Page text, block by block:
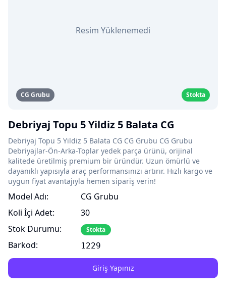
CG Grubu Stokta
Resim Yüklenemedi
Debriyaj Topu 5 Yildiz 5 Balata CG
Debriyaj Topu 5 Yildiz 5 Balata CG CG Grubu CG Grubu
Debriyajlar-Ön-Arka-Toplar yedek parça ürünü, orijinal
kalitede üretilmiş premium bir üründür. Uzun ömürlü ve
dayanıklı yapısıyla araç performansınızı artırır. Hızlı kargo ve
uygun fiyat avantajıyla hemen sipariş verin!
Model Adı:
Koli İçi Adet:
Stok Durumu:
Barkod:
CG Grubu
30
Stokta
1229
Giriş Yapınız